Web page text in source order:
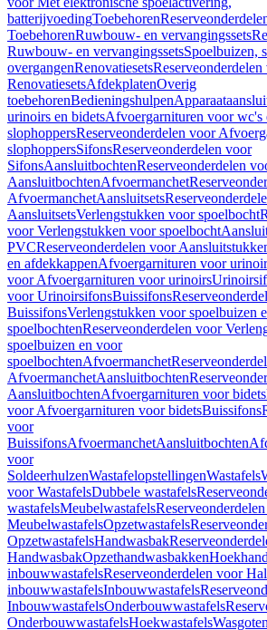
batterijvoedingToebehoren
ToebehorenRuwbouw- en vervangingssets
Ruwbouw- en vervangingssetsSpoelbuizen,
overgangenRenovatiesetsReserveonderdelen
RenovatiesetsAfdekplatenOverig
toebehorenBedieningshulpen
urinoirs en bidetsAfvoergarnituren voor wc's
slophoppersReserveonderdelen voor
slophoppersSifonsReserveonderdelen voor
SifonsAansluitbochtenReserveonderdelen
AansluitbochtenAfvoermanchet
AfvoermanchetAansluitsets
AansluitsetsVerlengstukken voor spoelbocht
voor Verlengstukken voor spoelbocht
PVCReserveonderdelen voor
en afdekkappenAfvoergarnituren voor
voor Afvoergarnituren voor urinoirs
voor UrinoirsifonsBuissifons
BuissifonsVerlengstukken voor spoelbuizen
spoelbochtenReserveonderdelen voor
spoelbuizen en voor
spoelbochtenAfvoermanchet
AfvoermanchetAansluitbochten
AansluitbochtenAfvoergarnituren voor bidets
voor Afvoergarnituren voor bidetsBuissifons
voor
BuissifonsAfvoermanchetAansluitbochten
voor
SoldeerhulzenWastafelopstellingenWastafels
voor WastafelsDubbele wastafels
wastafelsMeubelwastafels
MeubelwastafelsOpzetwastafels
OpzetwastafelsHandwasbak
HandwasbakOpzethandwasbakken
inbouwwastafelsReserveonderdelen voor
inbouwwastafelsInbouwwastafels
InbouwwastafelsOnderbouwwastafels
OnderbouwwastafelsHoekwastafelsWasgoten